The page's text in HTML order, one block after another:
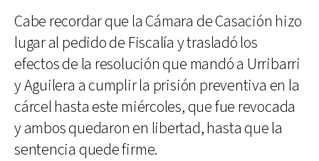
Cabe recordar que la Cámara de Casación hizo
lugar al pedido de Fiscalía y trasladó los
efectos de la resolución que mandó a Urribarri
y Aguilera a cumplir la prisión preventiva en la
cárcel hasta este miércoles, que fue revocada
y ambos quedaron en libertad, hasta que la
sentencia quede firme.